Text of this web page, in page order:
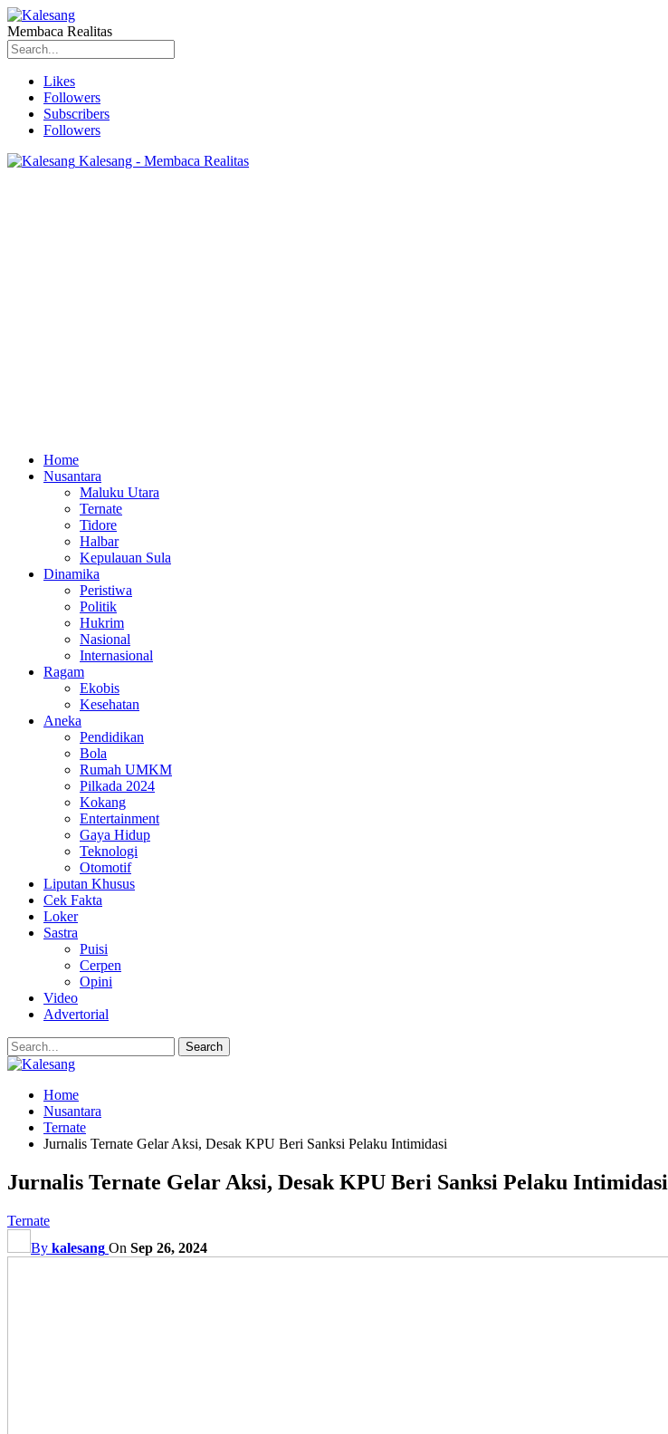
Membaca Realitas
Likes
Followers
Subscribers
Followers
Kalesang - Membaca Realitas
Home
Nusantara
Maluku Utara
Ternate
Tidore
Halbar
Kepulauan Sula
Dinamika
Peristiwa
Politik
Hukrim
Nasional
Internasional
Ragam
Ekobis
Kesehatan
Aneka
Pendidikan
Bola
Rumah UMKM
Pilkada 2024
Kokang
Entertainment
Gaya Hidup
Teknologi
Otomotif
Liputan Khusus
Cek Fakta
Loker
Sastra
Puisi
Cerpen
Opini
Video
Advertorial
Home
Nusantara
Ternate
Jurnalis Ternate Gelar Aksi, Desak KPU Beri Sanksi Pelaku Intimidasi
Jurnalis Ternate Gelar Aksi, Desak KPU Beri Sanksi Pelaku Intimidasi
Ternate
By kalesang On Sep 26, 2024